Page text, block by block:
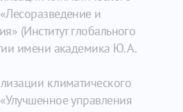
и
(Институт глобального
имени академика Ю. А.
климатического
управления